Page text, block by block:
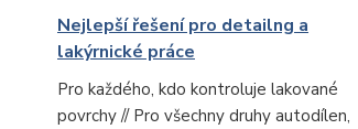
Nejlepší řešení pro detailng a
lakýrnické práce
Pro každého, kdo kontroluje lakované
povrchy // Pro všechny druhy autodílen,